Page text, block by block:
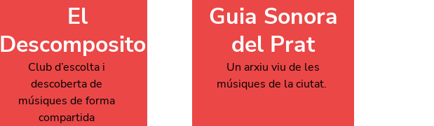
El
Descompositor
Club d’escolta i
descoberta de
músiques de forma
compartida
Guia Sonora
del Prat
Un arxiu viu de les
músiques de la ciutat.